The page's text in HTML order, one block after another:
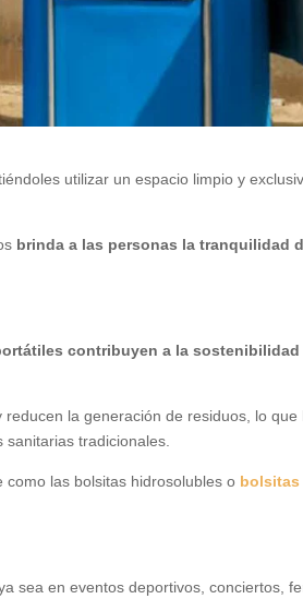
utilizar un espacio limpio y
brinda a las personas la tranquilidad
contribuyen a la sostenibilidad
la generación de residuos, lo que
tradicionales.
las bolsitas hidrosolubles o bolsitas
sea en eventos deportivos, conciertos,